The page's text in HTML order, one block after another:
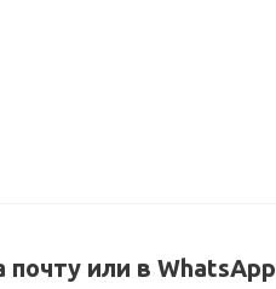
почту или в WhatsApp